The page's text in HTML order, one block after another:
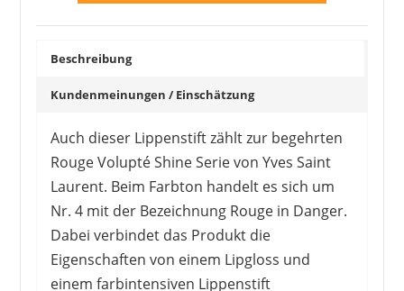
Beschreibung
Kundenmeinungen / Einschätzung
Auch dieser Lippenstift zählt zur begehrten
Rouge Volupté Shine Serie von Yves Saint
Laurent. Beim Farbton handelt es sich um
Nr. 4 mit der Bezeichnung Rouge in Danger.
Dabei verbindet das Produkt die
Eigenschaften von einem Lipgloss und
einem farbintensiven Lippenstift